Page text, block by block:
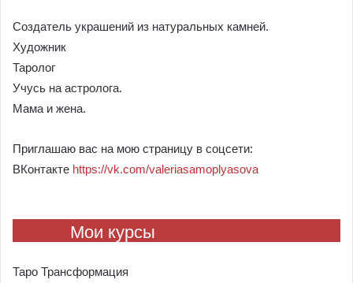
Создатель украшений из натуральных камней.
Художник
Таролог
Учусь на астролога.
Мама и жена.
Приглашаю вас на мою страницу в соцсети:
ВКонтакте https://vk.com/valeriasamoplyasova
Мои курсы
Таро Трансформация